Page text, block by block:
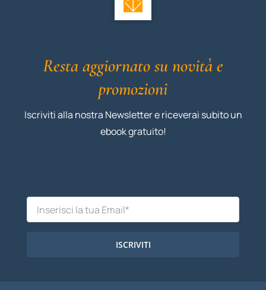
Resta aggiornato su novità e
promozioni
Iscriviti alla nostra Newsletter e riceverai subito un
ebook gratuito!
ISCRIVITI